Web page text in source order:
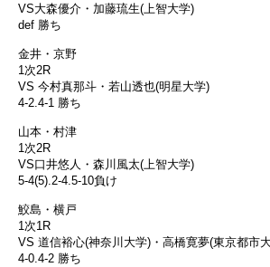
VS大森優介・加藤琉生(上智大学)
def 勝ち
金井・京野
1次2R
VS 今村真那斗・若山透也(明星大学)
4-2.4-1 勝ち
山本・村津
1次2R
VS口井悠人・森川風太(上智大学)
5-4(5).2-4.5-10負け
鮫島・横戸
1次1R
VS 道信裕心(神奈川大学)・高橋寛夢(東京都市
4-0.4-2 勝ち